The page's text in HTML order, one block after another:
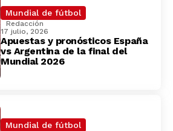
Mundial de fútbol
Redacción
17 julio, 2026
Apuestas y pronósticos España
vs Argentina de la final del
Mundial 2026
Mundial de fútbol